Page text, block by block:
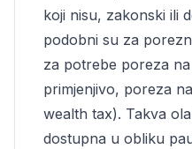
koji nisu, zakonski ili
podobni su za
za potrebe poreza
primjenjivo, poreza
wealth tax). Takva
dostupna u obliku